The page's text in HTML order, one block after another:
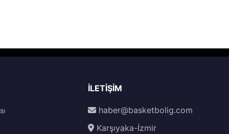
İLETIŞIM
haber@basketbolig.com
Karşıyaka-İzmir